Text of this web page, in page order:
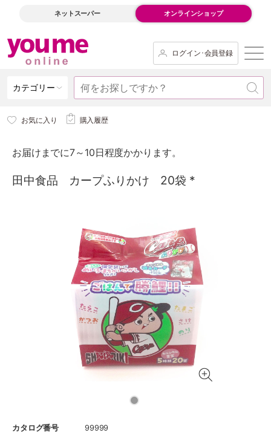
ネットスーパー オンラインショップ
ログイン･会員登録
カテゴリー
お気に入り 購入履歴
お届けまでに7～10日程度かかります。
田中食品 カープふりかけ 20袋 *
カタログ番号
99999